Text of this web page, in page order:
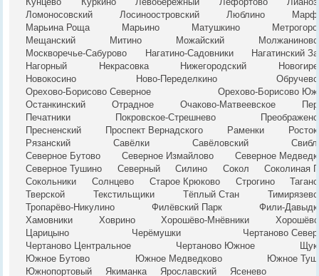
Ломоносовский
Лосиноостровский Люблино
Марьина Роща
Марьино Матушкино
Мещанский
Митино Можайский
Москворечье-Сабурово
Нагатино-Садовники
Нагатинский
Нагорный
Некрасовка Нижегородский
Новокосино
Ново-Переделкино
Орехово-Борисово Северное
Орехово-Борисово
Останкинский
Отрадное Очаково-Матвеевское
Печатники
Покровское-Стрешнево
Пресненский
Проспект Вернадского Раменки
Рязанский
Савёлки Савёловский
Северное Бутово
Северное Измайлово
Северное
Северное Тушино
Северный Силино Сокол
Соколиная
Сокольники
Солнцево Старое Крюково Строгино
Тверской
Текстильщики Тёплый Стан
Тропарёво-Никулино
Филёвский Парк
Фили-
Хамовники
Ховрино Хорошёво-Мнёвники
Царицыно
Черёмушки
Чертаново
Чертаново Центральное
Чертаново Южное
Южное Бутово
Южное Медведково
Южное
Южнопортовый
Якиманка Ярославский Ясенево